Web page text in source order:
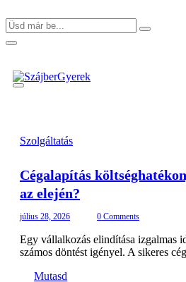
Szolgáltatás
Cégalapítás
az elején?
július 28, 2026 0 Comments
Egy vállalkozás elindítása izgalmas
számos döntést igényel. A sikeres
Mutasd